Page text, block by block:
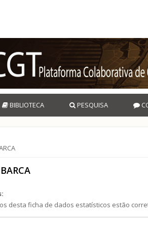
BIBLIOTECA PESQUISA
desta ficha de dados estatísticos estão